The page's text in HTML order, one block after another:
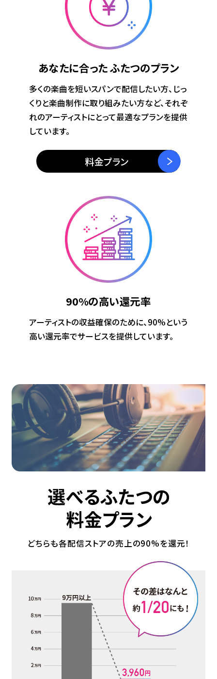
あなたに合ったふたつのプラン
多くの楽曲を短いスパンで配信したい方、じっ
くりと楽曲制作に取り組みたい方など、それぞ
れのアーティストにとって最適なプランを提供
しています。
料金プラン
90%の高い還元率
アーティストの収益確保のために、90%という
高い還元率でサービスを提供しています。
どちらも各配信ストアの売上の90%を還元！